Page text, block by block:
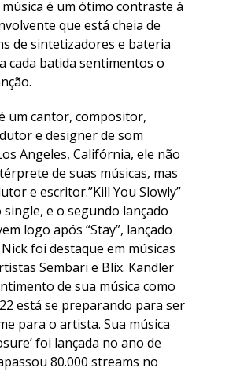
é um ótimo contraste á
que está cheia de
de sintetizadores e bateria
cada batida sentimentos o
um cantor, compositor,
e designer de som
Angeles, Califórnia, ele não
de suas músicas, mas
e escritor.”Kill You Slowly”
e o segundo lançado
logo após “Stay”, lançado
foi destaque em músicas
Sembari e Blix. Kandler
de sua música como
está se preparando para ser
para o artista. Sua música
foi lançada no ano de
80.000 streams no